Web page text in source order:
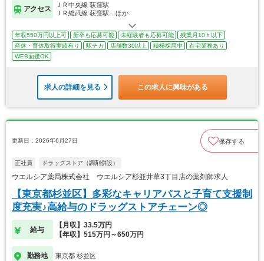
アクセス
ＪＲ中央線 荻窪駅
ＪＲ総武線 荻窪駅…ほか
年収550万円以上可 新卒も応募可能 未経験者も応募可能
残業月10ｈ以下
産休・育休取得実績有り
駅チカ 店舗数30以上 積極採用中
在宅業務あり
WEB面接OK
求人の詳細を見る この求人に興味がある
更新日：2026年6月27日 保存する
正社員 ドラッグストア（調剤併設）
ウエルシア薬局株式会社 ウエルシア杉並井草3丁目店の薬剤師求人
【東京都杉並区】多彩なキャリアパスと子育て支援制
度充実♪高給与のドラッグストアチェーン◎
給与
【月収】33.5万円
【年収】515万円～650万円
勤務地 東京都 杉並区